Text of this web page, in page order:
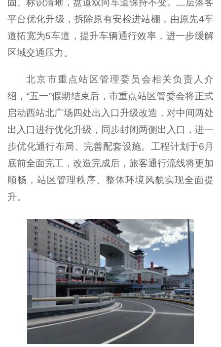
固、标识清晰，盘道双向车道保持不变。二层落客
平台优化升级，拆除原有安检进站棚，由原先4车
道拓宽为5车道，提升车辆通行效率，进一步缓解
区域交通压力。
北京市重点站区管理委员会相关负责人介
绍，“五一”假期结束后，市重点站区管委会将正式
启动西站北广场四处出入口升级改造，对中间两处
出入口进行优化升级，同步封闭两侧出入口，进一
步优化通行布局、完善配套设施。工程计划于6月
底前全面完工，改造完成后，旅客通行流线将更加
顺畅，站区管理秩序、整体环境风貌实现全面提
升。